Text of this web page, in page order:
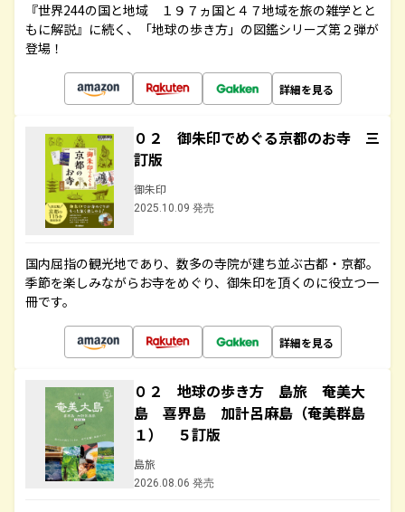
『世界244の国と地域 １９７ヵ国と４７地域を旅の雑学とと
もに解説』に続く、「地球の歩き方」の図鑑シリーズ第２弾が
登場！
詳細を見る
０２ 御朱印でめぐる京都のお寺 三
訂版
御朱印
2025.10.09 発売
国内屈指の観光地であり、数多の寺院が建ち並ぶ古都・京都。
季節を楽しみながらお寺をめぐり、御朱印を頂くのに役立つ一
冊です。
詳細を見る
０２ 地球の歩き方 島旅 奄美大
島 喜界島 加計呂麻島（奄美群島
１） ５訂版
島旅
2026.08.06 発売